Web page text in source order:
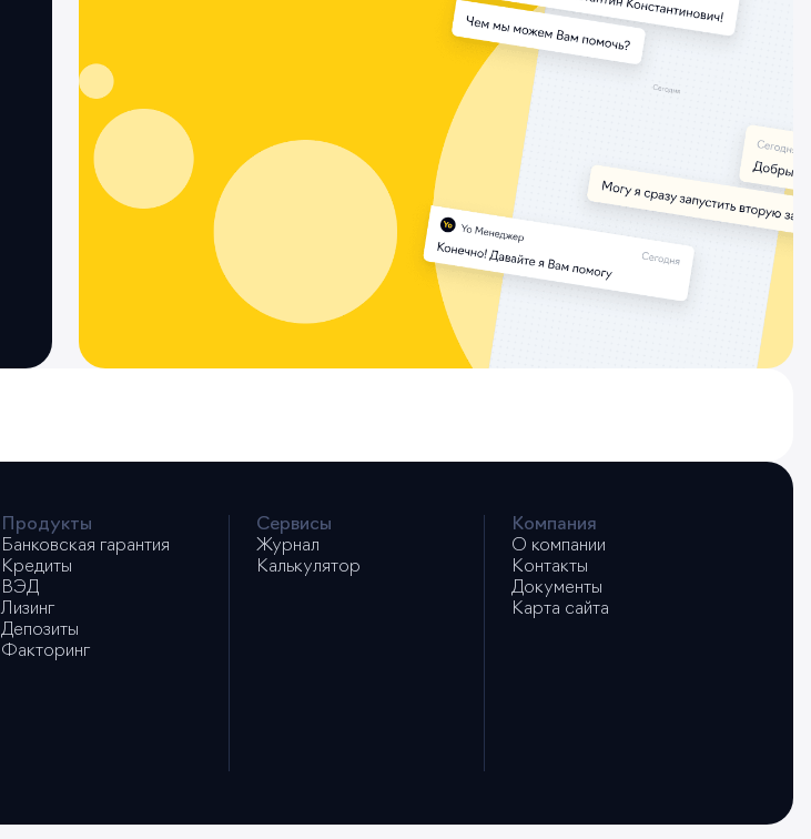
Продукты
Банковская гарантия
Кредиты
ВЭД
Лизинг
Депозиты
Факторинг
Сервисы
Журнал
Калькулятор
Компания
О компании
Контакты
Документы
Карта сайта